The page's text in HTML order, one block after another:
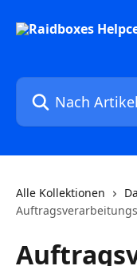
Nach Artikeln
Alle Kollektionen